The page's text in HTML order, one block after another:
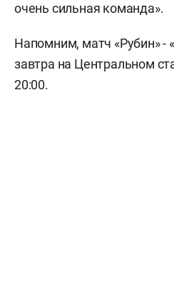
очень сильная команда».
Напомним, матч «Рубин» -
завтра на Центральном
20:00.